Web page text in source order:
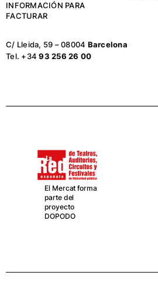
INFORMACIÓN PARA
FACTURAR
C/ Lleida, 59 – 08004 Barcelona
Tel. +3493 256 26 00
El Mercat forma
parte del
proyecto
DOPODO